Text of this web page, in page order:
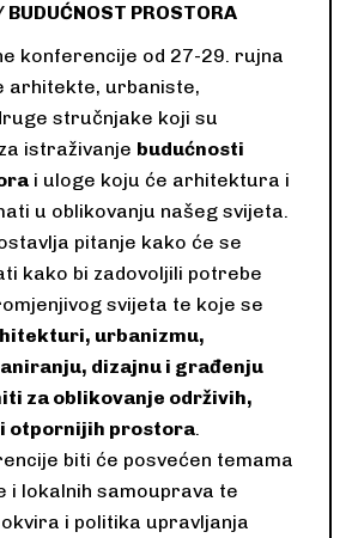
PROSTORA
konferencije od 27-29. rujna
arhitekte, urbaniste,
stručnjake koji su
istraživanje budućnosti
i uloge koju će arhitektura i
u oblikovanju našeg svijeta.
pitanje kako će se
kako bi zadovoljili potrebe
svijeta te koje se
urbanizmu,
dizajnu i građenju
za oblikovanje održivih,
otpornijih prostora.
biti će posvećen temama
i lokalnih samouprava te
i politika upravljanja